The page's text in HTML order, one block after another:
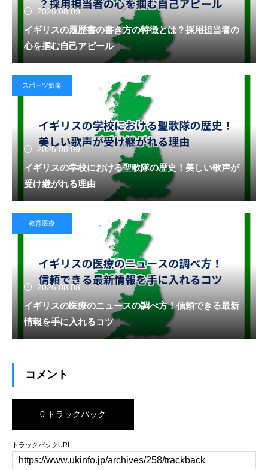
2026.08.09
イギリスの履歴書の書き方の特徴とは？採用担当者の
心を掴む自己アピール
スポーツ娯楽
2026.08.09
イギリスの学校における聖歌隊の歴史！美しい歌声が
受け継がれる理由
教育医療
2026.08.08
イギリスの医療のニュースの調べ方！信頼できる最新
情報を手に入れるコツ
コメント
0 トラックバック
トラックバックURL